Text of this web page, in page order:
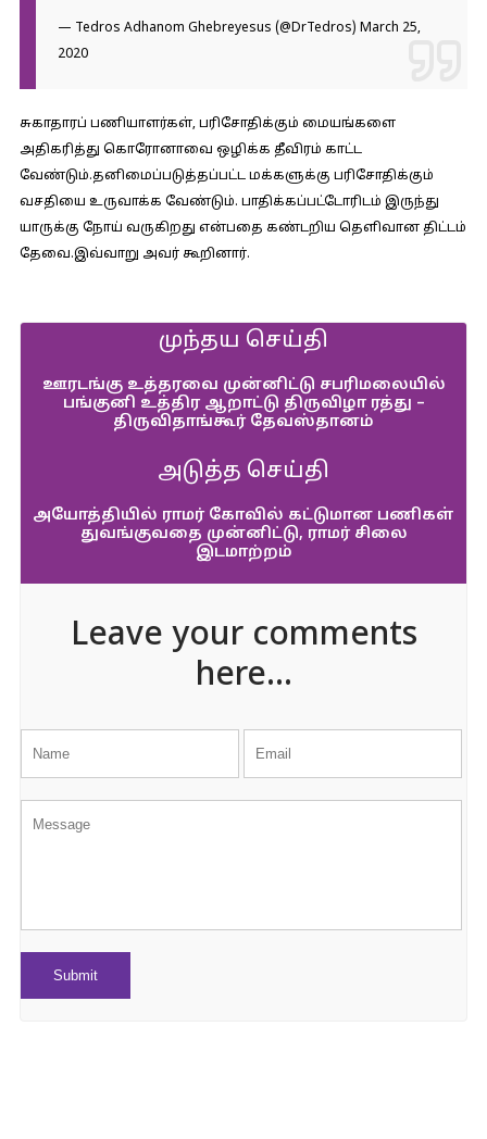
— Tedros Adhanom Ghebreyesus (@DrTedros) March 25,
2020
சுகாதாரப் பணியாளர்கள், பரிசோதிக்கும் மையங்களை
அதிகரித்து கொரோனாவை ஒழிக்க தீவிரம் காட்ட
வேண்டும்.தனிமைப்படுத்தப்பட்ட மக்களுக்கு பரிசோதிக்கும்
வசதியை உருவாக்க வேண்டும். பாதிக்கப்பட்டோரிடம் இருந்து
யாருக்கு நோய் வருகிறது என்பதை கண்டறிய தெளிவான திட்டம்
தேவை.இவ்வாறு அவர் கூறினார்.
முந்தய செய்தி
ஊரடங்கு உத்தரவை முன்னிட்டு சபரிமலையில்
பங்குனி உத்திர ஆறாட்டு திருவிழா ரத்து –
திருவிதாங்கூர் தேவஸ்தானம்
அடுத்த செய்தி
அயோத்தியில் ராமர் கோவில் கட்டுமான பணிகள்
துவங்குவதை முன்னிட்டு, ராமர் சிலை
இடமாற்றம்
Leave your comments
here...